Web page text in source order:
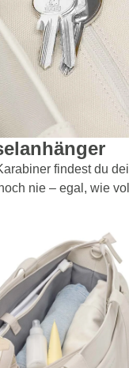
findest du
nie – egal, wie